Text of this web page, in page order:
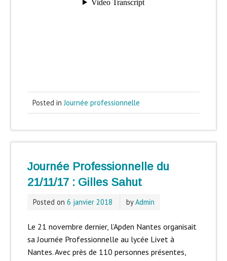
Posted inJournée professionnelle
Journée Professionnelle du
21/11/17 : Gilles Sahut
Posted on 6 janvier 2018 byAdmin
Le 21 novembre dernier, l’Apden Nantes organisait
sa Journée Professionnelle au lycée Livet à
Nantes. Avec près de 110 personnes présentes,